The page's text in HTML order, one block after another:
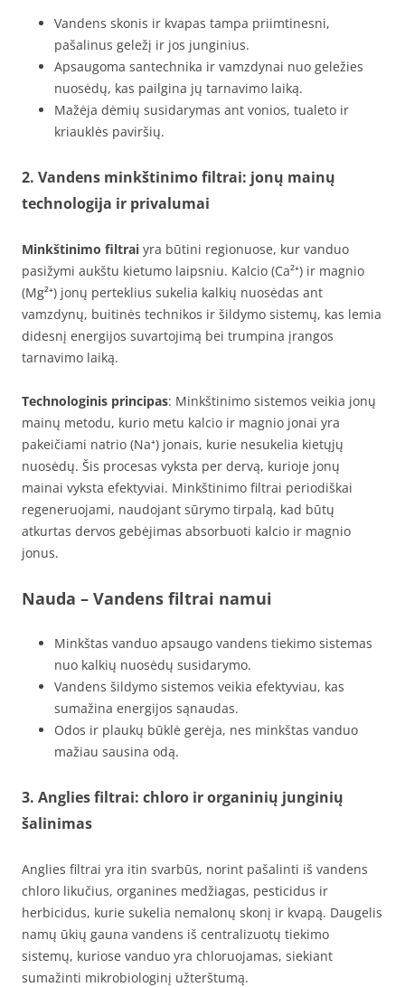
Vandens skonis ir kvapas tampa priimtinesni,
pašalinus geležį ir jos junginius.
Apsaugoma santechnika ir vamzdynai nuo geležies
nuosėdų, kas pailgina jų tarnavimo laiką.
Mažėja dėmių susidarymas ant vonios, tualeto ir
kriauklės paviršių.
2. Vandens minkštinimo filtrai: jonų mainų
technologija ir privalumai
Minkštinimo filtrai yra būtini regionuose, kur vanduo
pasižymi aukštu kietumo laipsniu. Kalcio (Ca²⁺) ir magnio
(Mg²⁺) jonų perteklius sukelia kalkių nuosėdas ant
vamzdynų, buitinės technikos ir šildymo sistemų, kas lemia
didesnį energijos suvartojimą bei trumpina įrangos
tarnavimo laiką.
Technologinis principas: Minkštinimo sistemos veikia jonų
mainų metodu, kurio metu kalcio ir magnio jonai yra
pakeičiami natrio (Na⁺) jonais, kurie nesukelia kietųjų
nuosėdų. Šis procesas vyksta per dervą, kurioje jonų
mainai vyksta efektyviai. Minkštinimo filtrai periodiškai
regeneruojami, naudojant sūrymo tirpalą, kad būtų
atkurtas dervos gebėjimas absorbuoti kalcio ir magnio
jonus.
Nauda – Vandens filtrai namui
Minkštas vanduo apsaugo vandens tiekimo sistemas
nuo kalkių nuosėdų susidarymo.
Vandens šildymo sistemos veikia efektyviau, kas
sumažina energijos sąnaudas.
Odos ir plaukų būklė gerėja, nes minkštas vanduo
mažiau sausina odą.
3. Anglies filtrai: chloro ir organinių junginių
šalinimas
Anglies filtrai yra itin svarbūs, norint pašalinti iš vandens
chloro likučius, organines medžiagas, pesticidus ir
herbicidus, kurie sukelia nemalonų skonį ir kvapą. Daugelis
namų ūkių gauna vandens iš centralizuotų tiekimo
sistemų, kuriose vanduo yra chloruojamas, siekiant
sumažinti mikrobiologinį užterštumą.